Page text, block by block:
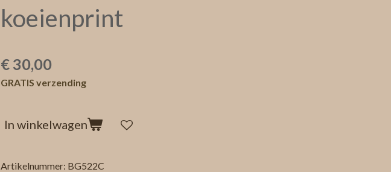
koeienprint
€ 30,00
GRATIS verzending
In winkelwagen
Artikelnummer: BG522C